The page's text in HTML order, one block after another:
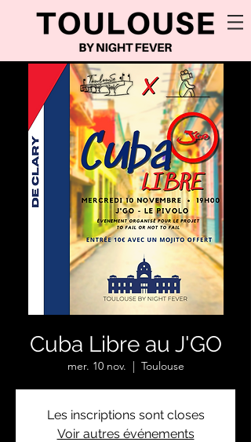
Cuba Libre au J'GO
mer. 10 nov.
  |
Toulouse
Les inscriptions sont closes
Voir autres événements